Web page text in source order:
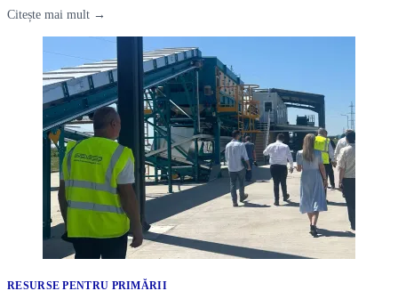
Citește mai mult →
RESURSE PENTRU PRIMĂRII